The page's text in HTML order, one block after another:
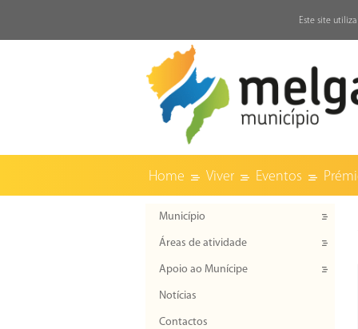
Home Viver Eventos
Município
Áreas de atividade
Apoio ao Munícipe
Notícias
Contactos
Este site